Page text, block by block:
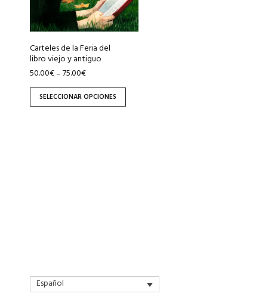
Carteles de la Feria del
libro viejo y antiguo
50.00€–75.00€
SELECCIONAR OPCIONES
pueden
elegir
en
la
página
producto
Español